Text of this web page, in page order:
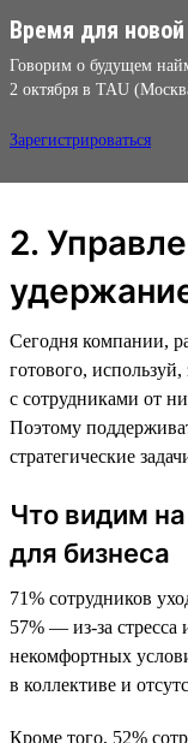
Время для новой
Говорим о будущем
2 октября в TAU
Зарегистрироваться
2.
Сегодня компании,
готового,
с сотрудниками от
Поэтому
стратегические
Что видим
для бизнеса
71% сотрудников
57% — из-за стресса
некомфортных
в коллективе и
Кроме того, 52%